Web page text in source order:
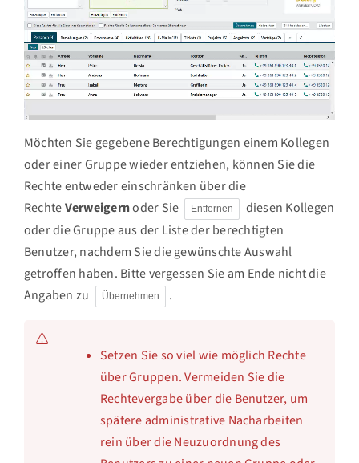
Möchten Sie gegebene Berechtigungen einem Kollegen
oder einer Gruppe wieder entziehen, können Sie die
Rechte entweder einschränken über die
RechteVerweigernoder Sie Entfernen
diesen Kollegen
oder die Gruppe aus der Liste der berechtigten
Benutzer, nachdem Sie die gewünschte Auswahl
getroffen haben. Bitte vergessen Sie am Ende nicht die
Angaben zu
Übernehmen .
Setzen Sie so viel wie möglich Rechte
über Gruppen. Vermeiden Sie die
Rechtevergabe über die Benutzer, um
spätere administrative Nacharbeiten
rein über die Neuzuordnung des